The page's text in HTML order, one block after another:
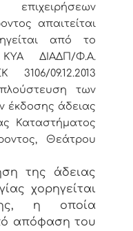
απαιτείται
από το
ΔΙΑΔΠ/Φ.Α.
3106/09.12.2013
των
έκδοσης άδειας
Καταστήματος
Θεάτρου
της άδειας
χορηγείται
η οποία
απόφαση του